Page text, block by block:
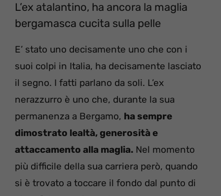
L’ex atalantino, ha ancora la maglia
bergamasca cucita sulla pelle
E’ stato uno decisamente uno che con i
suoi colpi in Italia, ha decisamente lasciato
il segno. I fatti parlano da soli. L’ex
nerazzurro è uno che, durante la sua
permanenza a Bergamo, ha sempre
dimostrato lealtà, generosità e
attaccamento alla maglia. Nel momento
più difficile della sua carriera però, quando
si è trovato a toccare il fondo dal punto di